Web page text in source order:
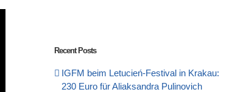
Recent Posts
IGFM beim Letucień-Festival in Krakau:
230 Euro für Aliaksandra Pulinovich